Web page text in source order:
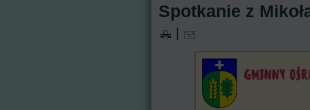
Spotkanie z